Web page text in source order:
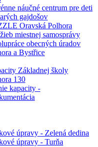
náučné centrum pre deti
gajdošov
Oravská Polhora
miestnej samosprávy
obecných úradov
a Bystřice
Základnej školy
130
kapacity -
úpravy - Zelená dedina
úpravy - Turňa